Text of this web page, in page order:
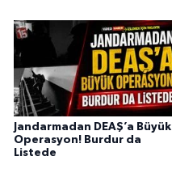
Jandarmadan DEAŞ’a Büyük
Operasyon! Burdur da
Listede